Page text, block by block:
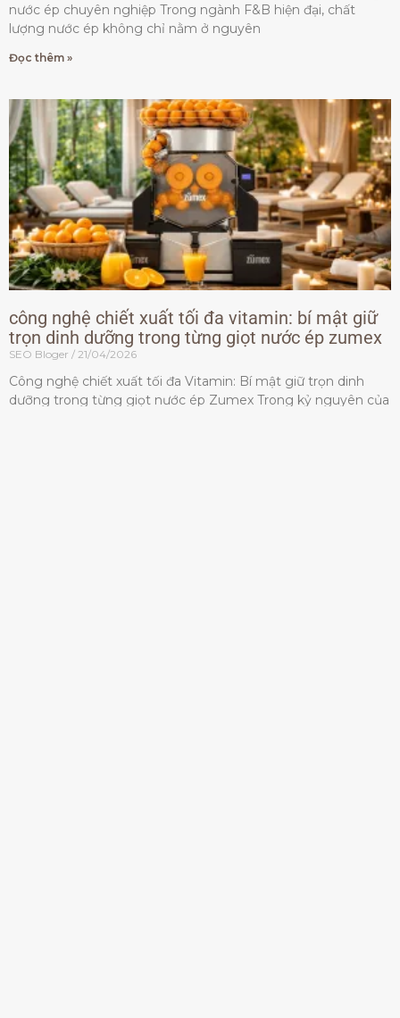
nước ép chuyên nghiệp Trong ngành F&B hiện đại, chất
lượng nước ép không chỉ nằm ở nguyên
Đọc thêm »
công nghệ chiết xuất tối đa vitamin: bí mật giữ
trọn dinh dưỡng trong từng giọt nước ép zumex
SEO Bloger 21/04/2026
Công nghệ chiết xuất tối đa Vitamin: Bí mật giữ trọn dinh
dưỡng trong từng giọt nước ép Zumex Trong kỷ nguyên của